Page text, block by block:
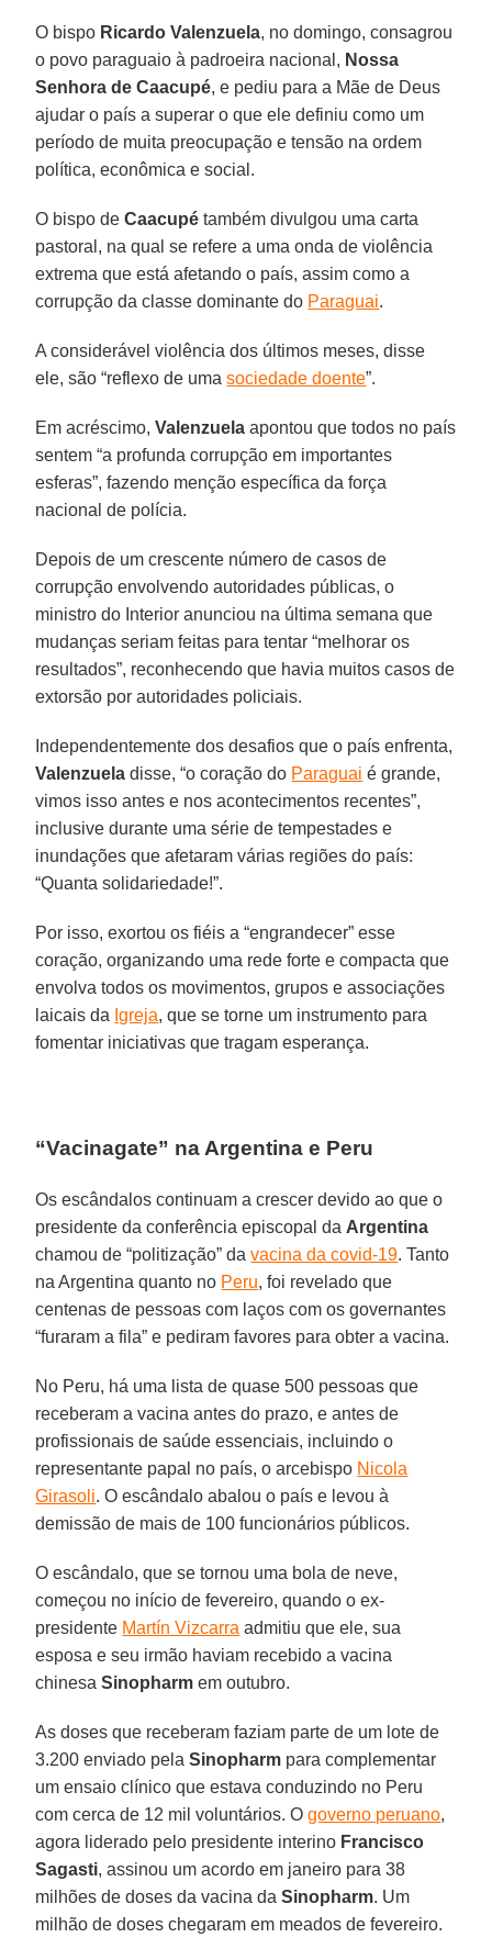
O bispo Ricardo Valenzuela, no domingo, consagrou
o povo paraguaio à padroeira nacional, Nossa
Senhora de Caacupé, e pediu para a Mãe de Deus
ajudar o país a superar o que ele definiu como um
período de muita preocupação e tensão na ordem
política, econômica e social.
O bispo deCaacupé também divulgou uma carta
pastoral, na qual se refere a uma onda de violência
extrema que está afetando o país, assim como a
corrupção da classe dominante do Paraguai.
A considerável violência dos últimos meses, disse
ele, são “reflexo de umasociedade doente”.
Em acréscimo,Valenzuela apontou que todos no país
sentem “a profunda corrupção em importantes
esferas”, fazendo menção específica da força
nacional de polícia.
Depois de um crescente número de casos de
corrupção envolvendo autoridades públicas, o
ministro do Interior anunciou na última semana que
mudanças seriam feitas para tentar “melhorar os
resultados”, reconhecendo que havia muitos casos de
extorsão por autoridades policiais.
Independentemente dos desafios que o país enfrenta,
Valenzuela disse, “o coração do Paraguai é grande,
vimos isso antes e nos acontecimentos recentes”,
inclusive durante uma série de tempestades e
inundações que afetaram várias regiões do país:
“Quanta solidariedade!”.
Por isso, exortou os fiéis a “engrandecer” esse
coração, organizando uma rede forte e compacta que
envolva todos os movimentos, grupos e associações
laicais da Igreja, que se torne um instrumento para
fomentar iniciativas que tragam esperança.
“Vacinagate” na Argentina e Peru
Os escândalos continuam a crescer devido ao que o
presidente da conferência episcopal da Argentina
chamou de “politização” davacina da covid-19. Tanto
na Argentina quanto no Peru, foi revelado que
centenas de pessoas com laços com os governantes
“furaram a fila” e pediram favores para obter a vacina.
No Peru, há uma lista de quase 500 pessoas que
receberam a vacina antes do prazo, e antes de
profissionais de saúde essenciais, incluindo o
representante papal no país, o arcebispo Nicola
Girasoli. O escândalo abalou o país e levou à
demissão de mais de 100 funcionários públicos.
O escândalo, que se tornou uma bola de neve,
começou no início de fevereiro, quando o ex-
presidente Martín Vizcarra admitiu que ele, sua
esposa e seu irmão haviam recebido a vacina
chinesaSinopharm em outubro.
As doses que receberam faziam parte de um lote de
3.200 enviado pelaSinopharm para complementar
um ensaio clínico que estava conduzindo no Peru
com cerca de 12 mil voluntários. Ogoverno peruano,
agora liderado pelo presidente interino Francisco
Sagasti, assinou um acordo em janeiro para 38
milhões de doses da vacina daSinopharm. Um
milhão de doses chegaram em meados de fevereiro.